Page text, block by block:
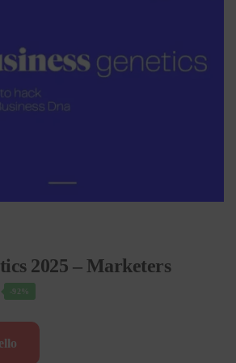
2025 – Marketers
Il
attuale
-92%